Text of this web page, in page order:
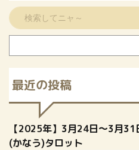
最近の投稿
【2025年】3月24日～3月
(かなう)タロット